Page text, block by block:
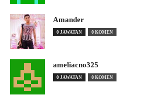
Amander
0 JAWATAN 0 KOMEN
ameliacno325
0 JAWATAN 0 KOMEN